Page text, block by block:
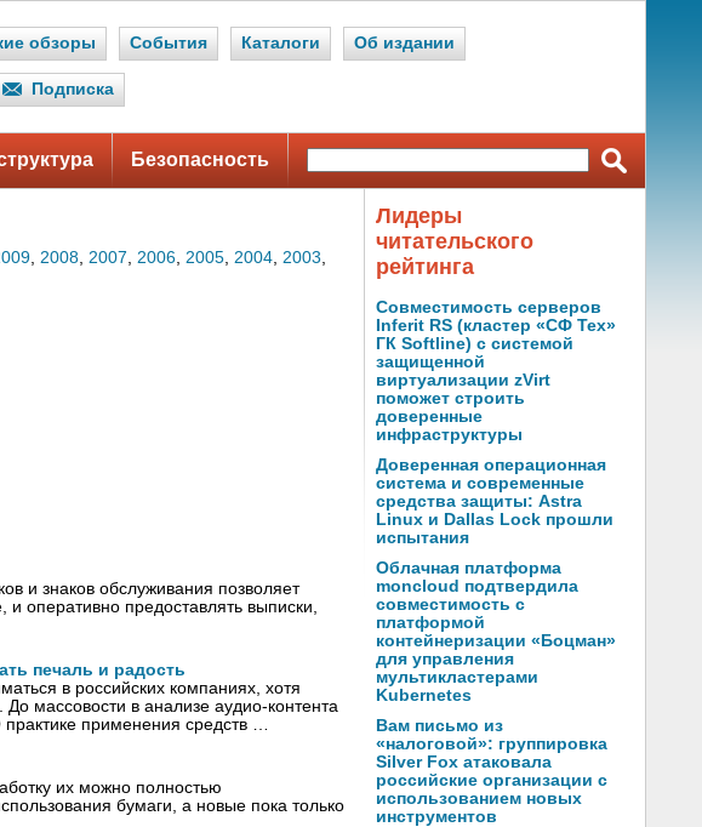
обзоры События Каталоги Об издании
Подписка
Безопасность
, 2008, 2007, 2006, 2005, 2004, 2003,
и знаков обслуживания позволяет
оперативно предоставлять выписки,
печаль и радость
в российских компаниях, хотя
массовости в анализе аудио-контента
применения средств …
их можно полностью
бумаги, а новые пока только
Лидеры
читательского
рейтинга
Совместимость серверов
Inferit RS (кластер «СФ Тех»
ГК Softline) с системой
защищенной
виртуализации zVirt
поможет строить
доверенные
инфраструктуры
Доверенная операционная
система и современные
средства защиты: Astra
Linux и Dallas Lock прошли
испытания
Облачная платформа
moncloud подтвердила
совместимость с
платформой
контейнеризации «Боцман»
для управления
мультикластерами
Kubernetes
Вам письмо из
«налоговой»: группировка
Silver Fox атаковала
российские организации с
использованием новых
инструментов